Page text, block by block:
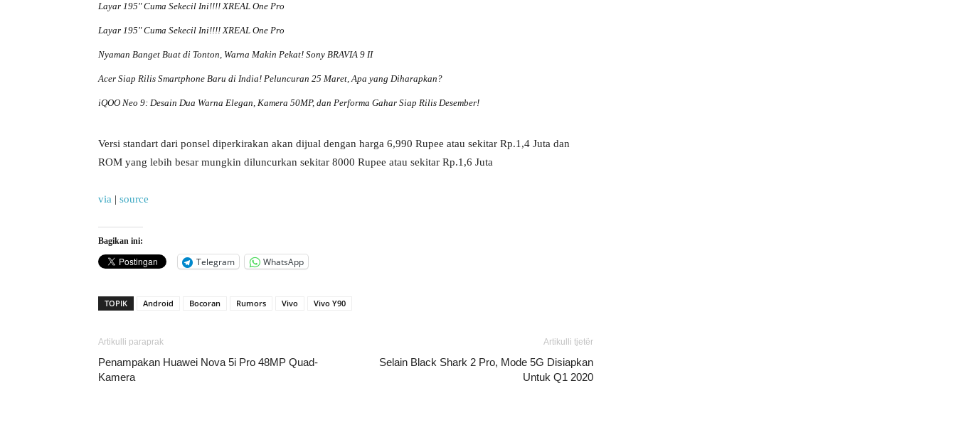
Layar 195″ Cuma Sekecil Ini!!!! XREAL One Pro
Layar 195″ Cuma Sekecil Ini!!!! XREAL One Pro
Nyaman Banget Buat di Tonton, Warna Makin Pekat! Sony BRAVIA 9 II
Acer Siap Rilis Smartphone Baru di India! Peluncuran 25 Maret, Apa yang Diharapkan?
iQOO Neo 9: Desain Dua Warna Elegan, Kamera 50MP, dan Performa Gahar Siap Rilis Desember!
Versi standart dari ponsel diperkirakan akan dijual dengan harga 6,990 Rupee atau sekitar Rp.1,4 Juta dan
ROM yang lebih besar mungkin diluncurkan sekitar 8000 Rupee atau sekitar Rp.1,6 Juta
via | source
Bagikan ini:
Telegram WhatsApp
TOPIK Android Bocoran Rumors Vivo Vivo Y90
Artikulli paraprak
Penampakan Huawei Nova 5i Pro 48MP Quad-
Kamera
Artikulli tjetër
Selain Black Shark 2 Pro, Mode 5G Disiapkan
Untuk Q1 2020